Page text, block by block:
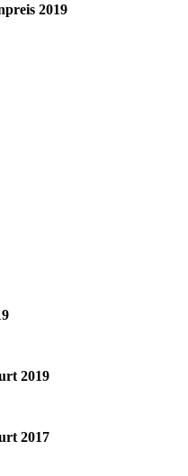
2019
2019
2017